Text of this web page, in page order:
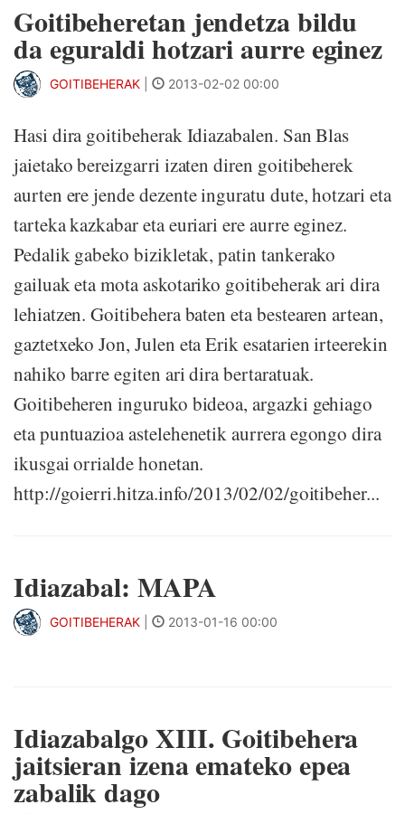
Goitibeheretan jendetza bildu
da eguraldi hotzari aurre eginez
GOITIBEHERAK 2013-02-02 00:00
Hasi dira goitibeherak Idiazabalen. San Blas
jaietako bereizgarri izaten diren goitibeherek
aurten ere jende dezente inguratu dute, hotzari eta
tarteka kazkabar eta euriari ere aurre eginez.
Pedalik gabeko bizikletak, patin tankerako
gailuak eta mota askotariko goitibeherak ari dira
lehiatzen. Goitibehera baten eta bestearen artean,
gaztetxeko Jon, Julen eta Erik esatarien irteerekin
nahiko barre egiten ari dira bertaratuak.
Goitibeheren inguruko bideoa, argazki gehiago
eta puntuazioa astelehenetik aurrera egongo dira
ikusgai orrialde honetan.
http://goierri.hitza.info/2013/02/02/goitibeher...
Idiazabal: MAPA
GOITIBEHERAK 2013-01-16 00:00
Idiazabalgo XIII. Goitibehera
jaitsieran izena emateko epea
zabalik dago